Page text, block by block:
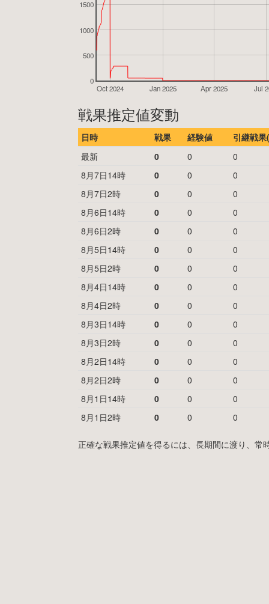
Oct 2024 Jan 2025 Apr 2025 Jul
0
500
1000
1500
戦果推定値変動
日時 戦果 経験値
引継戦
最新
0 0
0
8月7日14時
0 0
0
8月7日2時
0 0
0
8月6日14時
0 0
0
8月6日2時
0 0
0
8月5日14時
0 0
0
8月5日2時
0 0
0
8月4日14時
0 0
0
8月4日2時
0 0
0
8月3日14時
0 0
0
8月3日2時
0 0
0
8月2日14時
0 0
0
8月2日2時
0 0
0
8月1日14時
0 0
0
8月1日2時
0 0 0
正確な戦果推定値を得るには、長期間に渡り、